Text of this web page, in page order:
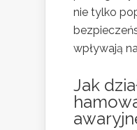
nie tylko
wpływają
Jak